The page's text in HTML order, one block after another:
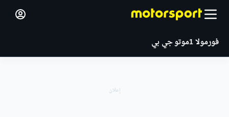
فورمولا 1 موتو جي بي